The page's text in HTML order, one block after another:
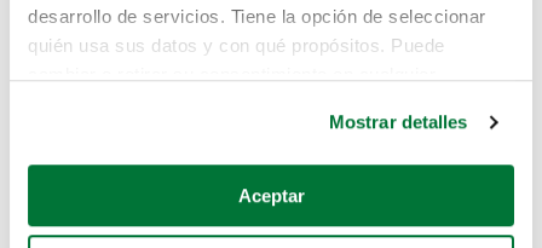
desarrollo de servicios. Tiene la opción de seleccionar
quién usa sus datos y con qué propósitos. Puede
Si lo permite, también quisiéramos:
Recopilar información sobre su ubicación geográfica
Mostrar detalles
Aceptar
Pero puedes encontrar el coche que estás
buscando en alguno de estos enlaces:
Coches de segunda mano
Coches de km0